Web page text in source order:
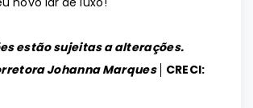
estão sujeitas a alterações.
Johanna Marques │ CRECI: